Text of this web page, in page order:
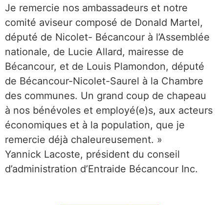
Je remercie nos ambassadeurs et notre
comité aviseur composé de Donald Martel,
député de Nicolet- Bécancour à l’Assemblée
nationale, de Lucie Allard, mairesse de
Bécancour, et de Louis Plamondon, député
de Bécancour-Nicolet-Saurel à la Chambre
des communes. Un grand coup de chapeau
à nos bénévoles et employé(e)s, aux acteurs
économiques et à la population, que je
remercie déjà chaleureusement. »
Yannick Lacoste, président du conseil
d’administration d’Entraide Bécancour Inc.